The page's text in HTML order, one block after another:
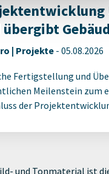
| Projekte - 05.08.2026
Fertigstellung und
Meilenstein zum
der
und Tonmaterial ist